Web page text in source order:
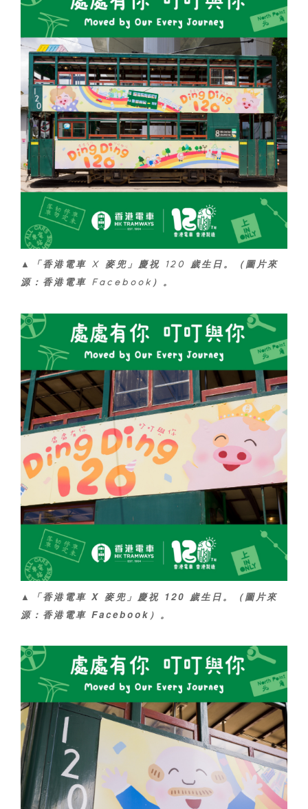
▲「香港電車 X 麥兜」慶祝 120 歲生日。（圖片來
源：香港電車 Facebook）。
▲「香港電車 X 麥兜」慶祝 120 歲生日。（圖片來
源：香港電車 Facebook）。